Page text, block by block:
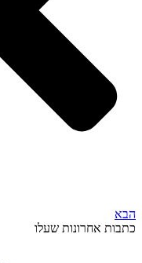
הבא
כתבות אחרונות שעלו